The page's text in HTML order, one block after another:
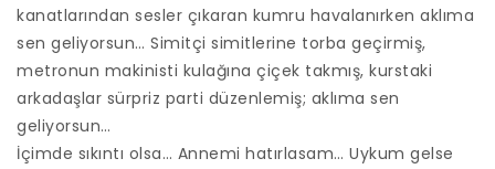
kanatlarından sesler çıkaran kumru havalanırken aklıma
sen geliyorsun… Simitçi simitlerine torba geçirmiş,
metronun makinisti kulağına çiçek takmış, kurstaki
arkadaşlar sürpriz parti düzenlemiş; aklıma sen
geliyorsun…
İçimde sıkıntı olsa… Annemi hatırlasam… Uykum gelse